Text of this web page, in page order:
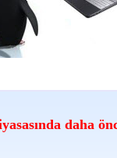
daha